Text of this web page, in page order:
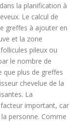
la planification à
Le calcul de
greffes à ajouter en
et la zone
pileux ou
le nombre de
que plus de greffes
chevelue de la
La
important, car
personne. Comme